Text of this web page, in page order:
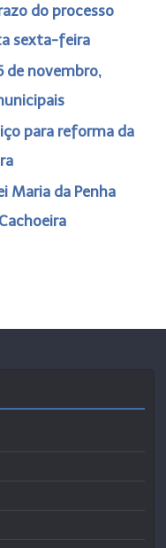
do processo
sexta-feira
de novembro,
para reforma da
Maria da Penha